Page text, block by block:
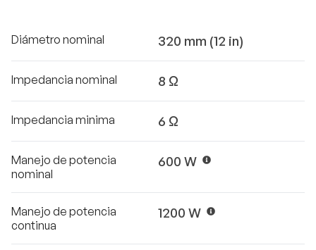
Diámetro nominal 320 mm (12 in)
Impedancia nominal 8 Ω
Impedancia minima 6 Ω
Manejo de potencia
nominal
600 W
Manejo de potencia
continua
1200 W